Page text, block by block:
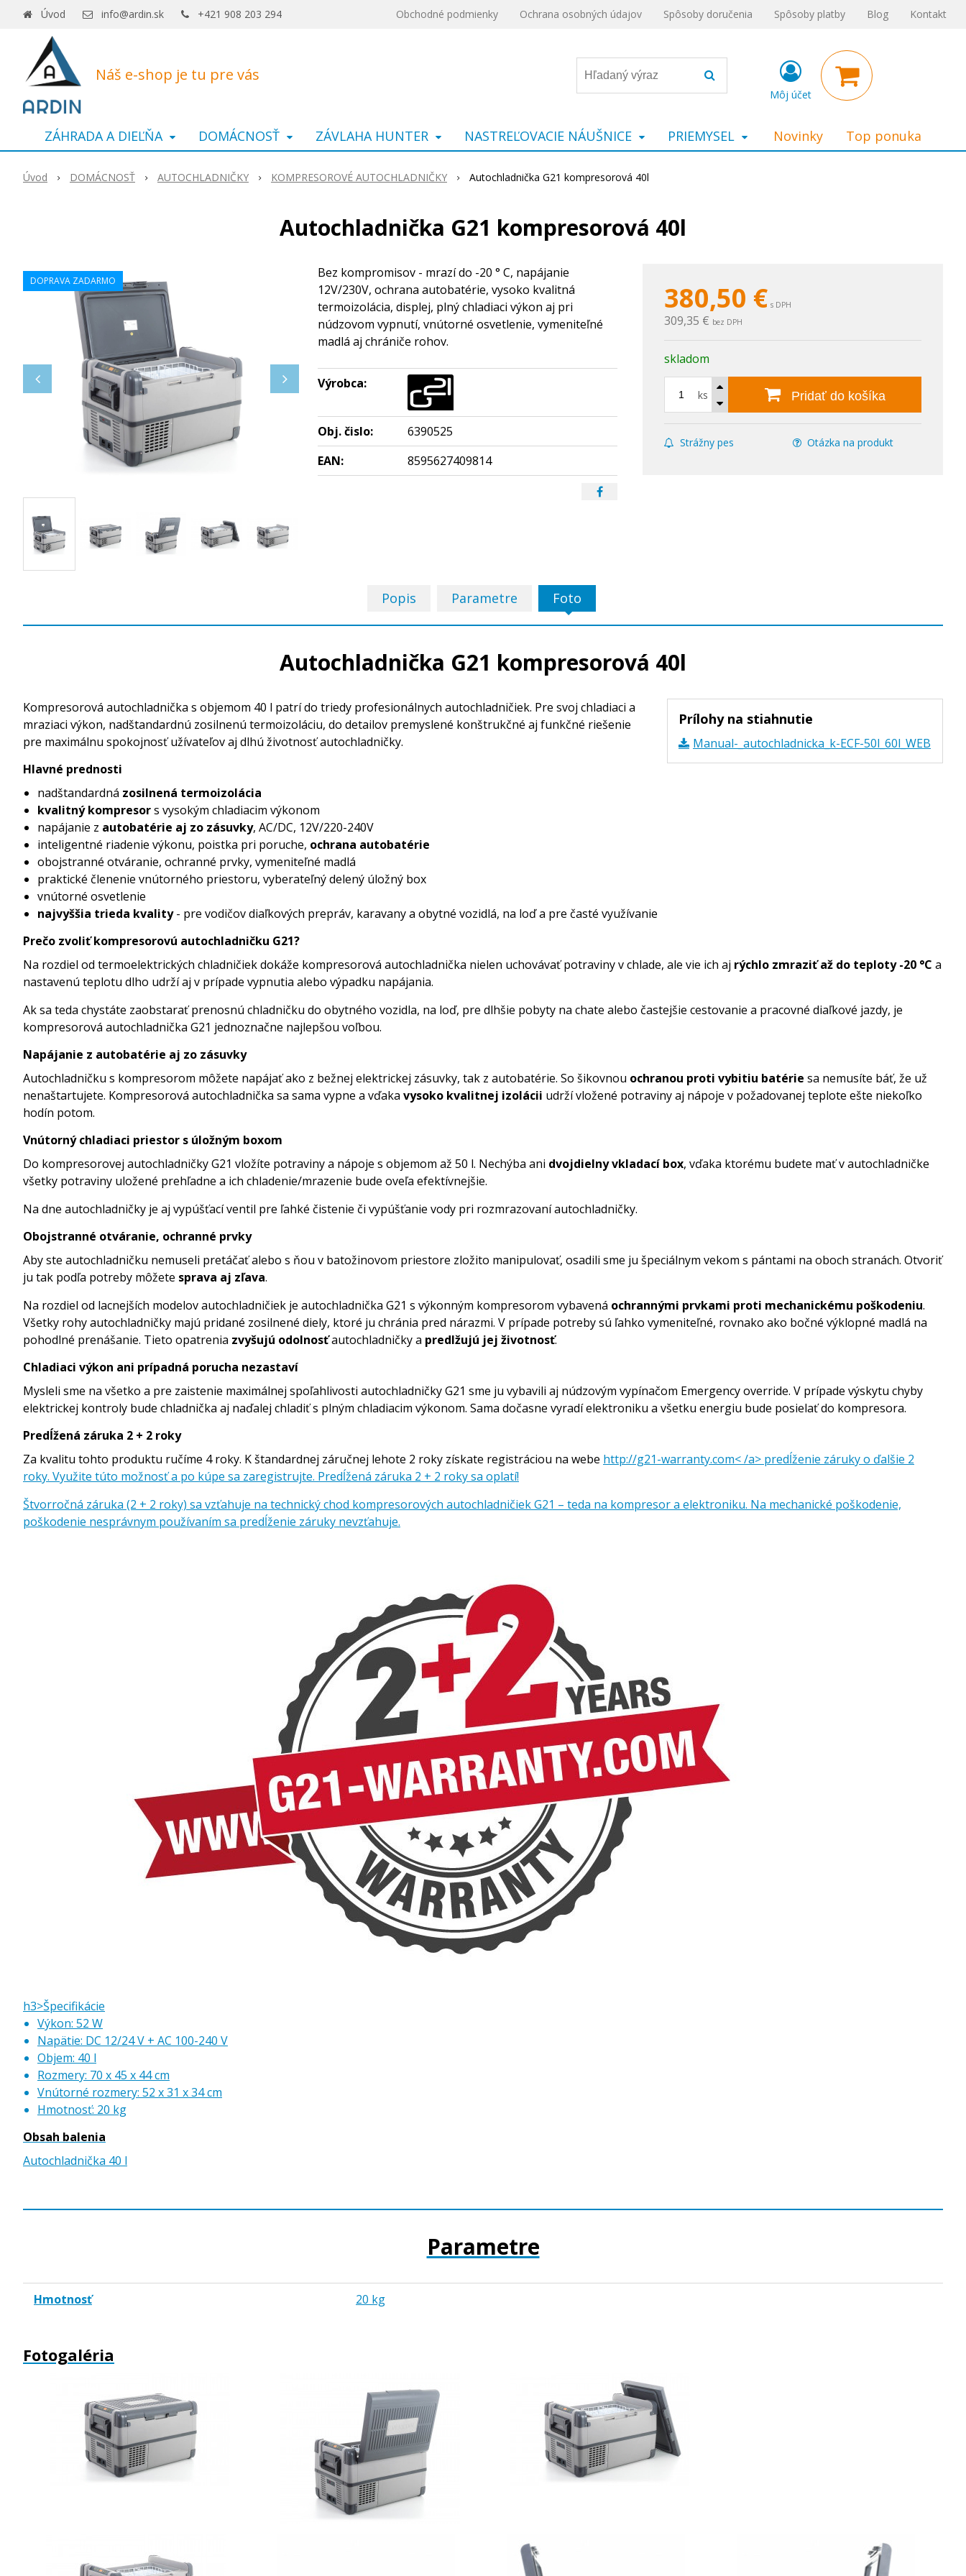
Náš e-shop je tu pre vás
Úvod info@ardin.sk +421 908 203 294 Obchodné podmienky Ochrana osobných údajov Spôsoby doručenia Spôsoby platby Blog Kontakt
Môj účet
ZÁHRADA A DIEĽŇA DOMÁCNOSŤ ZÁVLAHA HUNTER NASTREĽOVACIE NÁUŠNICE PRIEMYSEL Novinky Top ponuka
Úvod DOMÁCNOSŤ AUTOCHLADNIČKY KOMPRESOROVÉ AUTOCHLADNIČKY Autochladnička G21 kompresorová 40l
Autochladnička G21 kompresorová 40l
DOPRAVA ZADARMO 380,50 € s DPH
309,35 € bez DPH
skladom
ks Pridať do košíka
Strážny pes Otázka na produkt
Bez kompromisov - mrazí do -20 ° C, napájanie
12V/230V, ochrana autobatérie, vysoko kvalitná
termoizolácia, displej, plný chladiaci výkon aj pri
núdzovom vypnutí, vnútorné osvetlenie, vymeniteľné
madlá aj chrániče rohov.
Výrobca:
Obj. čislo:
6390525
EAN:
8595627409814
Popis Parametre Foto
Autochladnička G21 kompresorová 40l
Prílohy na stiahnutie
Manual-_autochladnicka_k-ECF-50l_60l_WEB
Kompresorová autochladnička s objemom 40 l patrí do triedy profesionálnych autochladničiek. Pre svoj chladiaci a
mraziaci výkon, nadštandardnú zosilnenú termoizoláciu, do detailov premyslené konštrukčné aj funkčné riešenie
pre maximálnu spokojnosť užívateľov aj dlhú životnosť autochladničky.
Hlavné prednosti
nadštandardná zosilnená termoizolácia
kvalitný kompresors vysokým chladiacim výkonom
napájanie z autobatérie aj zo zásuvky, AC/DC, 12V/220-240V
inteligentné riadenie výkonu, poistka pri poruche, ochrana autobatérie
obojstranné otváranie, ochranné prvky, vymeniteľné madlá
praktické členenie vnútorného priestoru, vyberateľný delený úložný box
vnútorné osvetlenie
najvyššia trieda kvality- pre vodičov diaľkových prepráv, karavany a obytné vozidlá, na loď a pre časté využívanie
Prečo zvoliť kompresorovú autochladničku G21?
Na rozdiel od termoelektrických chladničiek dokáže kompresorová autochladnička nielen uchovávať potraviny v chlade, ale vie ich aj rýchlo zmraziť až do teploty -20 °C a
nastavenú teplotu dlho udrží aj v prípade vypnutia alebo výpadku napájania.
Ak sa teda chystáte zaobstarať prenosnú chladničku do obytného vozidla, na loď, pre dlhšie pobyty na chate alebo častejšie cestovanie a pracovné diaľkové jazdy, je
kompresorová autochladnička G21 jednoznačne najlepšou voľbou.
Napájanie z autobatérie aj zo zásuvky
Autochladničku s kompresorom môžete napájať ako z bežnej elektrickej zásuvky, tak z autobatérie. So šikovnou ochranou proti vybitiu batérie sa nemusíte báť, že už
nenaštartujete. Kompresorová autochladnička sa sama vypne a vďaka vysoko kvalitnej izolácii udrží vložené potraviny aj nápoje v požadovanej teplote ešte niekoľko
hodín potom.
Vnútorný chladiaci priestor s úložným boxom
Do kompresorovej autochladničky G21 vložíte potraviny a nápoje s objemom až 50 l. Nechýba ani dvojdielny vkladací box, vďaka ktorému budete mať v autochladničke
všetky potraviny uložené prehľadne a ich chladenie/mrazenie bude oveľa efektívnejšie.
Na dne autochladničky je aj vypúšťací ventil pre ľahké čistenie či vypúšťanie vody pri rozmrazovaní autochladničky.
Obojstranné otváranie, ochranné prvky
Aby ste autochladničku nemuseli pretáčať alebo s ňou v batožinovom priestore zložito manipulovať, osadili sme ju špeciálnym vekom s pántami na oboch stranách. Otvoriť
ju tak podľa potreby môžete sprava aj zľava.
Na rozdiel od lacnejších modelov autochladničiek je autochladnička G21 s výkonným kompresorom vybavená ochrannými prvkami proti mechanickému poškodeniu.
Všetky rohy autochladničky majú pridané zosilnené diely, ktoré ju chránia pred nárazmi. V prípade potreby sú ľahko vymeniteľné, rovnako ako bočné výklopné madlá na
pohodlné prenášanie. Tieto opatrenia zvyšujú odolnosťautochladničky a predlžujú jej životnosť.
Chladiaci výkon ani prípadná porucha nezastaví
Mysleli sme na všetko a pre zaistenie maximálnej spoľahlivosti autochladničky G21 sme ju vybavili aj núdzovým vypínačom Emergency override. V prípade výskytu chyby
elektrickej kontroly bude chladnička aj naďalej chladiť s plným chladiacim výkonom. Sama dočasne vyradí elektroniku a všetku energiu bude posielať do kompresora.
Predĺžená záruka 2 + 2 roky
Za kvalitu tohto produktu ručíme 4 roky. K štandardnej záručnej lehote 2 roky získate registráciou na webe http://g21-warranty.com< /a> predĺženie záruky o ďalšie 2
roky. Využite túto možnosť a po kúpe sa zaregistrujte. Predĺžená záruka 2 + 2 roky sa oplatí!
Štvorročná záruka (2 + 2 roky) sa vzťahuje na technický chod kompresorových autochladničiek G21 – teda na kompresor a elektroniku. Na mechanické poškodenie,
poškodenie nesprávnym používaním sa predĺženie záruky nevzťahuje.
h3>Špecifikácie
Výkon: 52 W
Napätie: DC 12/24 V + AC 100-240 V
Objem: 40 l
Rozmery: 70 x 45 x 44 cm
Vnútorné rozmery: 52 x 31 x 34 cm
Hmotnosť: 20 kg
Obsah balenia
Autochladnička 40 l
Parametre
Hmotnosť 20 kg
Fotogaléria